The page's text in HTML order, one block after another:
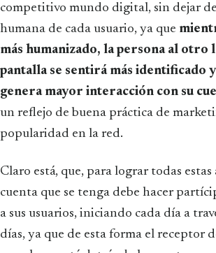
competitivo mundo digital, sin dejar
humana de cada usuario, ya que
más humanizado, la persona al otro
pantalla se sentirá más identificado
genera mayor interacción con su
un reflejo de buena práctica de
popularidad en la red.
Claro está, que, para lograr todas estas
cuenta que se tenga debe hacer
a sus usuarios, iniciando cada día a
días, ya que de esta forma el receptor